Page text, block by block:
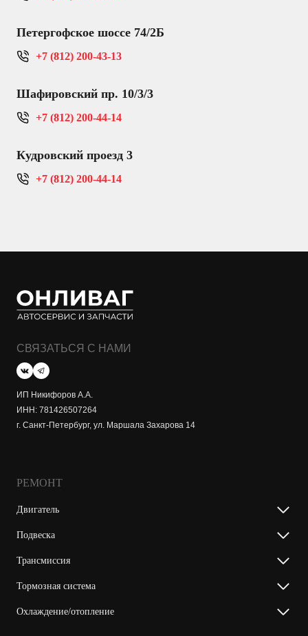
Петергофское шоссе 74/2Б
+7 (812) 200-43-13
Шафировский пр. 10/3/3
+7 (812) 200-44-14
Кудровский проезд 3
+7 (812) 200-44-14
СВЯЗАТЬСЯ С НАМИ
ИП Никифоров А.А.
ИНН: 781426507264
г. Санкт-Петербург, ул. Маршала Захарова 14
РЕМОНТ
Двигатель
Подвеска
Трансмиссия
Тормозная система
Охлаждение/отопление